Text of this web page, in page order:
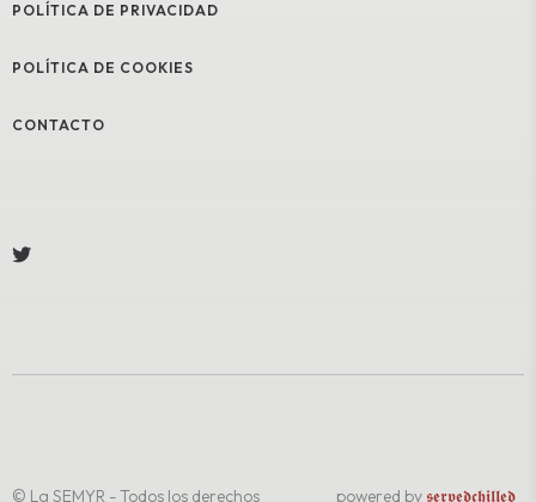
POLÍTICA DE PRIVACIDAD
POLÍTICA DE COOKIES
CONTACTO
© La SEMYR - Todos los derechos powered by 𝖘𝖊𝖗𝖛𝖊𝖉𝖈𝖍𝖎𝖑𝖑𝖊𝖉